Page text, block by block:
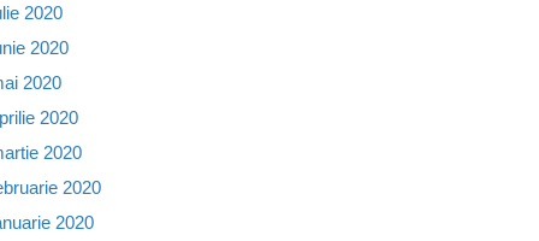
2020
2020
2020
2020
2020
2020
2020